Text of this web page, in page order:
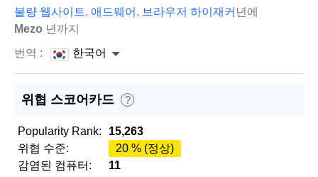
불량 웹사이트, 애드웨어 , 브라우저 하이재커 년에
Mezo 년까지
번역 :
한국어
위협 스코어카드 ?
Popularity Rank:
15,263
위협 수준:
20 % (정상)
감염된 컴퓨터:
11